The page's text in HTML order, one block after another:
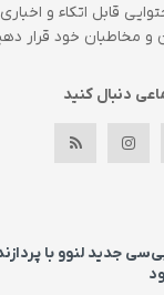
قابل اتکاء و اخباری
و مخاطبان خود قرار
دنبال کنید